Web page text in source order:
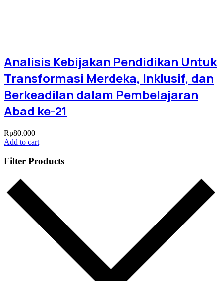
Analisis Kebijakan Pendidikan Untuk
Transformasi Merdeka, Inklusif, dan
Berkeadilan dalam Pembelajaran
Abad ke-21
Rp80.000
Add to cart
Filter Products